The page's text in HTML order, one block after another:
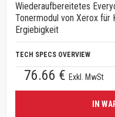
Wiederaufbereitetes
Tonermodul von Xerox für
Ergiebigkeit
TECH SPECS OVERVIEW
76.66 € Exkl. MwSt
IN